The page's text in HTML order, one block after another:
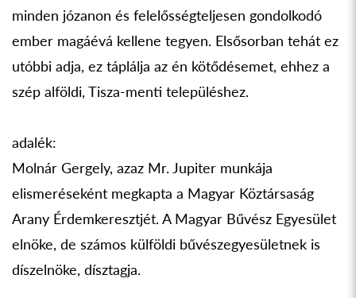
minden józanon és felelősségteljesen gondolkodó
ember magáévá kellene tegyen. Elsősorban tehát ez
utóbbi adja, ez táplálja az én kötődésemet, ehhez a
szép alföldi, Tisza-menti településhez.
adalék:
Molnár Gergely, azaz Mr. Jupiter munkája
elismeréseként megkapta a Magyar Köztársaság
Arany Érdemkeresztjét. A Magyar Bűvész Egyesület
elnöke, de számos külföldi bűvészegyesületnek is
díszelnöke, dísztagja.